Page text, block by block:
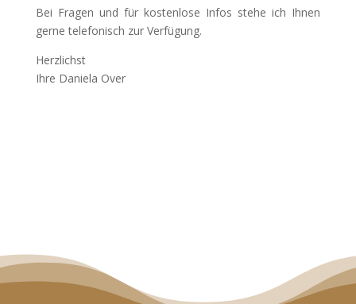
Bei Fragen und für kostenlose Infos stehe ich Ihnen
gerne telefonisch zur Verfügung.
Herzlichst
Ihre Daniela Over